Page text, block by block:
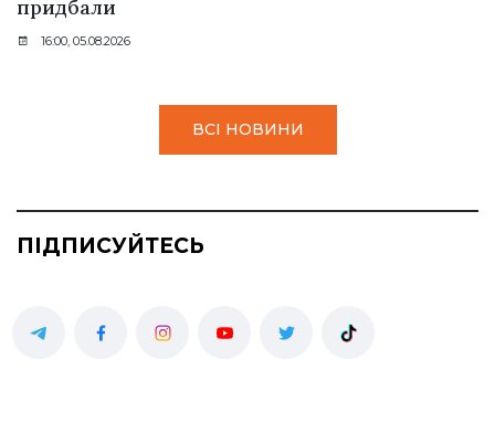
придбали
16:00, 05.08.2026
ВСІ НОВИНИ
ПІДПИСУЙТЕСЬ